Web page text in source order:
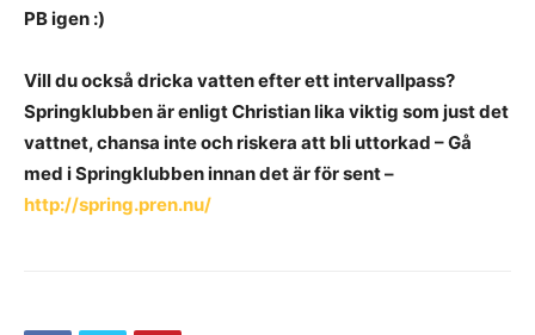
PB igen :)
Vill du också dricka vatten efter ett intervallpass?
Springklubben är enligt Christian lika viktig som just det
vattnet, chansa inte och riskera att bli uttorkad – Gå
med i Springklubben innan det är för sent –
http://spring.pren.nu/